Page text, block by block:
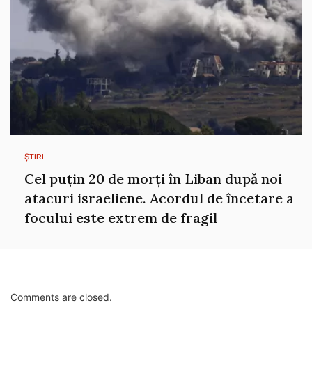
ȘTIRI
Cel puțin 20 de morți în Liban după noi
atacuri israeliene. Acordul de încetare a
focului este extrem de fragil
Comments are closed.